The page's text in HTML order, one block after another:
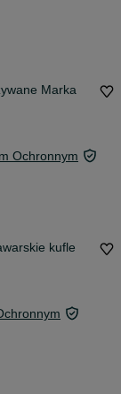
Marka
Ochronnym
kufle